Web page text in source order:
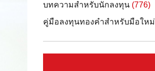
บทความสำหรับนักลงทุน (776)
คู่มือลงทุนทองคำสำหรับมือใหม่